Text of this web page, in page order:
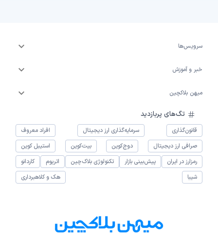
سرویس‌ها
خبر و آموزش
میهن بلاکچین
تگ‌های پربازدید
قانون‌گذاری سرمایه‌گذاری ارز دیجیتال
افراد معروف
صرافی ارز دیجیتال
دوج‌کوین بیت‌کوین
استیبل کوین
رمزارز در ایران
پیش‌بینی بازار تکنولوژی بلاک‌چین اتریوم
کاردانو
شیبا
هک و کلاهبرداری